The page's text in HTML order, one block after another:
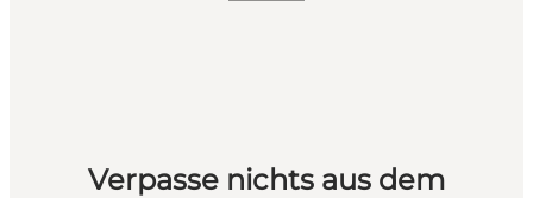
Verpasse nichts aus dem